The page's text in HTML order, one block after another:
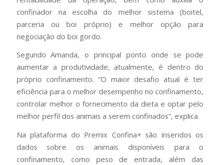
confinador na escolha do melhor sistema (boitel,
parceria ou boi próprio) e melhor opção para
negociação do boi gordo.
Segundo Amanda, o principal ponto onde se pode
aumentar a produtividade, atualmente, é dentro do
próprio confinamento. “O maior desafio atual é ter
eficiência para o melhor desempenho no confinamento,
controlar melhor o fornecimento da dieta e optar pelo
melhor perfil dos animais a serem confinados”, explica.
Na plataforma do Premix Confina+ são inseridos os
dados sobre os animais disponíveis para o
confinamento, como peso de entrada, além das